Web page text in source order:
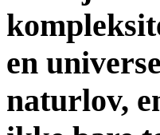
en
naturlov,